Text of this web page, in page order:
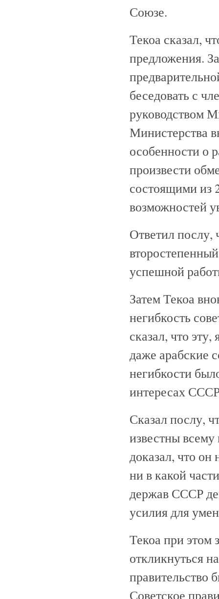
Союзе.
Текоа сказал,
предложения.
беседовать с
руководством
Министерства
особенности о
произвести
состоящими из
возможностей
Ответил послу,
успешной
Затем Текоа
негибкость
сказал, что
даже арабские
негибкости
интересах
Сказал послу,
известны
доказал, что
ни в какой
держав СССР
усилия для
Текоа при этом
откликнуться
правительство
Советское